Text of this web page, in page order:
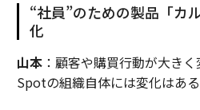
“社員”のための製品「カ
化
山本：顧客や購買行動が大き
Spotの組織自体には変化はある